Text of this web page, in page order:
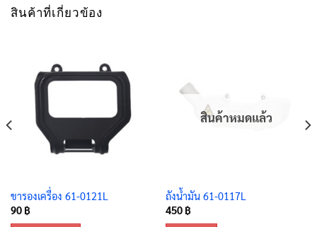
สินค้าที่เกี่ยวข้อง
ขารองเครื่อง 61-0121L
90 ฿
สินค้าหมดแล้ว
ถังน้ำมัน 61-0117L
450 ฿